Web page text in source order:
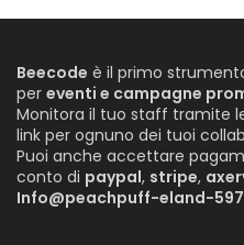
Beecode è il primo
per eventi e campagne
Monitora il tuo staff tramite
link per ognuno dei tuoi
Puoi anche accettare
conto di paypal, stripe,
Info@peachpuff-eland-